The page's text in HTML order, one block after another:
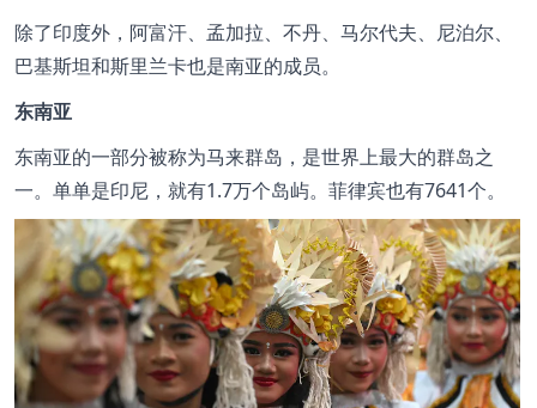
除了印度外，阿富汗、孟加拉、不丹、马尔代夫、尼泊尔、
巴基斯坦和斯里兰卡也是南亚的成员。
东南亚
东南亚的一部分被称为马来群岛，是世界上最大的群岛之
一。单单是印尼，就有1.7万个岛屿。菲律宾也有7641个。